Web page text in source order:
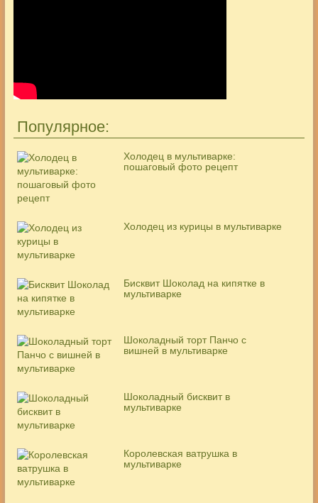
Популярное:
Холодец в мультиварке:
пошаговый фото рецепт
Холодец из курицы в мультиварке
Бисквит Шоколад на кипятке в
мультиварке
Шоколадный торт Панчо с
вишней в мультиварке
Шоколадный бисквит в
мультиварке
Королевская ватрушка в
мультиварке